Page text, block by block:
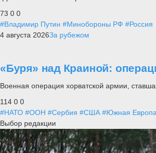
73 0 0
#Владимир Путин #Минобороны РФ #Россия
4 августа 2026За рубежом
«Буря» над Краиной:
Военная операция хорватской армии,
114 0 0
#НАТО #ООН #Сербия #США #Южная Европа
Выбор редакции